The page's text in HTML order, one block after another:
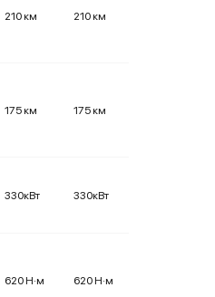
210 км 210 км
175 км 175 км
330кВт 330кВт
620 Н·м 620 Н·м